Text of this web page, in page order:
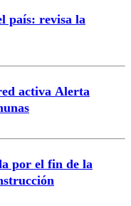
país: revisa la
activa Alerta
por el fin de la